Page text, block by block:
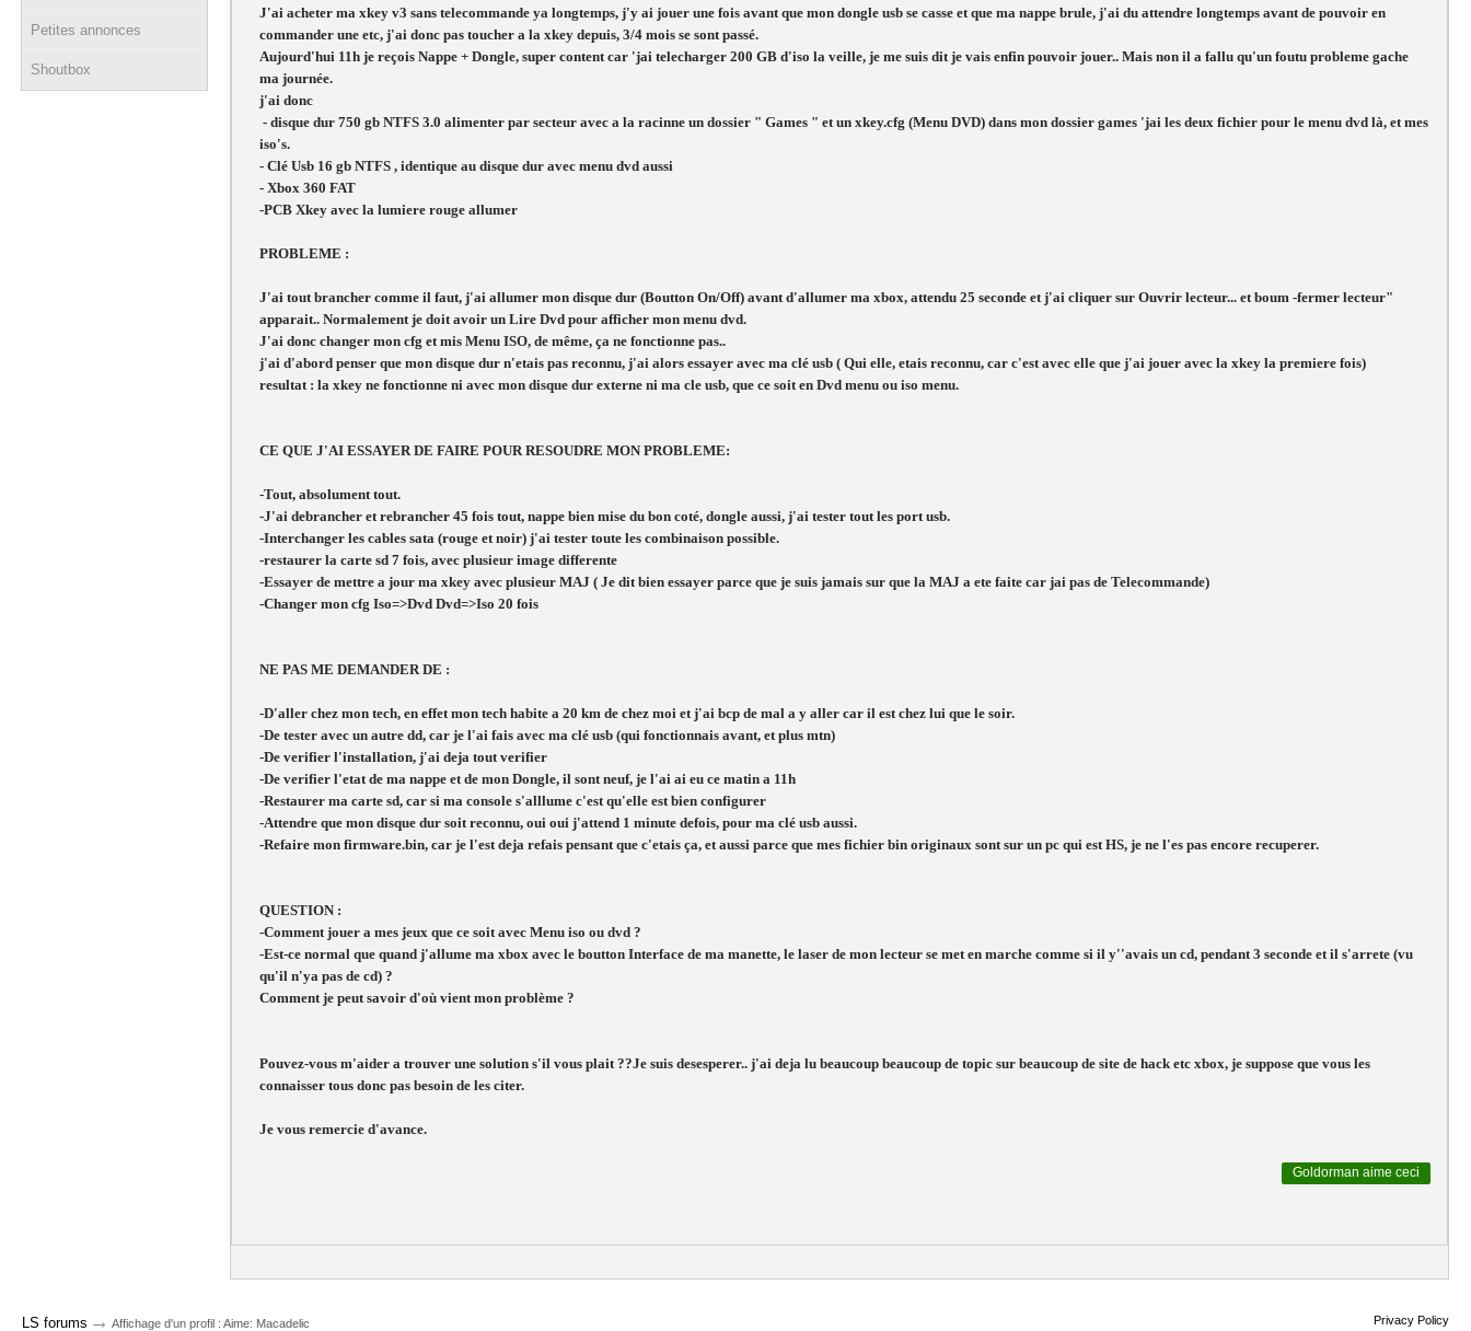
Petites annonces
Shoutbox
J'ai acheter ma xkey v3 sans telecommande ya longtemps, j'y ai jouer une fois avant que mon dongle usb se casse et que ma nappe brule, j'ai du attendre longtemps avant de pouvoir en
commander une etc, j'ai donc pas toucher a la xkey depuis, 3/4 mois se sont passé.
Aujourd'hui 11h je reçois Nappe + Dongle, super content car 'jai telecharger 200 GB d'iso la veille, je me suis dit je vais enfin pouvoir jouer.. Mais non il a fallu qu'un foutu probleme gache
ma journée.
j'ai donc
- disque dur 750 gb NTFS 3.0 alimenter par secteur avec a la racinne un dossier " Games " et un xkey.cfg (Menu DVD) dans mon dossier games 'jai les deux fichier pour le menu dvd là, et mes
iso's.
- Clé Usb 16 gb NTFS , identique au disque dur avec menu dvd aussi
- Xbox 360 FAT
-PCB Xkey avec la lumiere rouge allumer
PROBLEME :
J'ai tout brancher comme il faut, j'ai allumer mon disque dur (Boutton On/Off) avant d'allumer ma xbox, attendu 25 seconde et j'ai cliquer sur Ouvrir lecteur... et boum -fermer lecteur"
apparait.. Normalement je doit avoir un Lire Dvd pour afficher mon menu dvd.
J'ai donc changer mon cfg et mis Menu ISO, de même, ça ne fonctionne pas..
j'ai d'abord penser que mon disque dur n'etais pas reconnu, j'ai alors essayer avec ma clé usb ( Qui elle, etais reconnu, car c'est avec elle que j'ai jouer avec la xkey la premiere fois)
resultat : la xkey ne fonctionne ni avec mon disque dur externe ni ma cle usb, que ce soit en Dvd menu ou iso menu.
CE QUE J'AI ESSAYER DE FAIRE POUR RESOUDRE MON PROBLEME:
-Tout, absolument tout.
-J'ai debrancher et rebrancher 45 fois tout, nappe bien mise du bon coté, dongle aussi, j'ai tester tout les port usb.
-Interchanger les cables sata (rouge et noir) j'ai tester toute les combinaison possible.
-restaurer la carte sd 7 fois, avec plusieur image differente
-Essayer de mettre a jour ma xkey avec plusieur MAJ ( Je dit bien essayer parce que je suis jamais sur que la MAJ a ete faite car jai pas de Telecommande)
-Changer mon cfg Iso=>Dvd Dvd=>Iso 20 fois
NE PAS ME DEMANDER DE :
-D'aller chez mon tech, en effet mon tech habite a 20 km de chez moi et j'ai bcp de mal a y aller car il est chez lui que le soir.
-De tester avec un autre dd, car je l'ai fais avec ma clé usb (qui fonctionnais avant, et plus mtn)
-De verifier l'installation, j'ai deja tout verifier
-De verifier l'etat de ma nappe et de mon Dongle, il sont neuf, je l'ai ai eu ce matin a 11h
-Restaurer ma carte sd, car si ma console s'alllume c'est qu'elle est bien configurer
-Attendre que mon disque dur soit reconnu, oui oui j'attend 1 minute defois, pour ma clé usb aussi.
-Refaire mon firmware.bin, car je l'est deja refais pensant que c'etais ça, et aussi parce que mes fichier bin originaux sont sur un pc qui est HS, je ne l'es pas encore recuperer.
QUESTION :
-Comment jouer a mes jeux que ce soit avec Menu iso ou dvd ?
-Est-ce normal que quand j'allume ma xbox avec le boutton Interface de ma manette, le laser de mon lecteur se met en marche comme si il y''avais un cd, pendant 3 seconde et il s'arrete (vu
qu'il n'ya pas de cd) ?
Comment je peut savoir d'où vient mon problème ?
Pouvez-vous m'aider a trouver une solution s'il vous plait ??Je suis desesperer.. j'ai deja lu beaucoup beaucoup de topic sur beaucoup de site de hack etc xbox, je suppose que vous les
connaisser tous donc pas besoin de les citer.
Je vous remercie d'avance.
Goldorman aime ceci
LS forums → Affichage d'un profil : Aime: Macadelic Privacy Policy